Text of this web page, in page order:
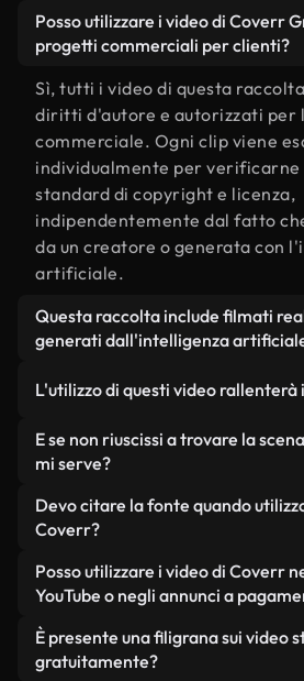
Posso utilizzare i video di Coverr
progetti commerciali per clienti?
Sì, tutti i video di questa
diritti d'autore e autorizzati per
commerciale. Ogni clip viene
individualmente per
standard di copyright e licenza,
indipendentemente dal fatto
da un creatore o generata con
artificiale.
Questa raccolta include filmati
generati dall'intelligenza
da filmati reali, girati da
grigliato, e da video generati
artificiale. Ogni video è
L'utilizzo di questi video rallenterà
Non se scegli le nostre versioni
Offriamo formati leggeri e
mantengono alta la qualità,
tempi di caricamento e
come LCP.
E se non riuscissi a trovare la
mi serve?
Puoi crearne uno all'istante
Studio. Ti basta descrivere la
pochi secondi un video
conformità con i nostri standard
Devo citare la fonte quando
Coverr?
Non è richiesto alcun
Tutti i video presenti nella
senza citare il creatore,
gradito.
Posso utilizzare i video di Coverr
YouTube o negli annunci a
Sì. Tutti i filmati di Coverr
in video monetizzati su YouTube,
È presente una filigrana sui video
gratuitamente?